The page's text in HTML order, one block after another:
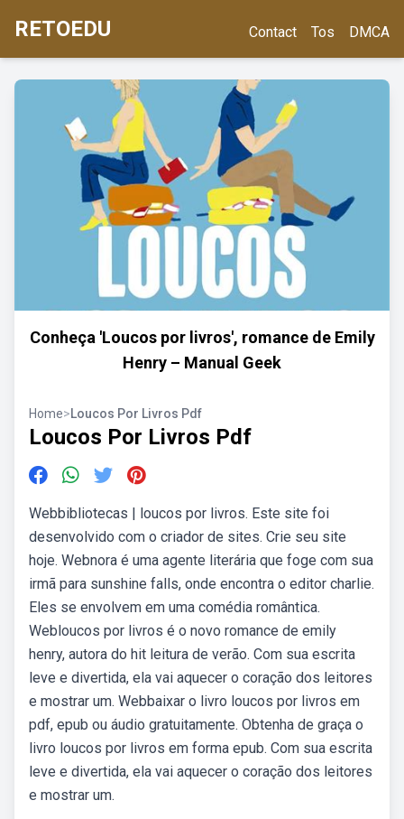
RETOEDU Contact Tos DMCA
Conheça 'Loucos por livros', romance de Emily
Henry – Manual Geek
Home>Loucos Por Livros Pdf
Loucos Por Livros Pdf
Webbibliotecas | loucos por livros. Este site foi
desenvolvido com o criador de sites. Crie seu site
hoje. Webnora é uma agente literária que foge com sua
irmã para sunshine falls, onde encontra o editor charlie.
Eles se envolvem em uma comédia romântica.
Webloucos por livros é o novo romance de emily
henry, autora do hit leitura de verão. Com sua escrita
leve e divertida, ela vai aquecer o coração dos leitores
e mostrar um. Webbaixar o livro loucos por livros em
pdf, epub ou áudio gratuitamente. Obtenha de graça o
livro loucos por livros em forma epub. Com sua escrita
leve e divertida, ela vai aquecer o coração dos leitores
e mostrar um.